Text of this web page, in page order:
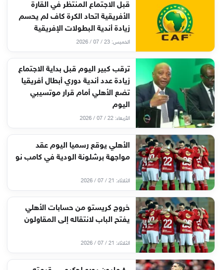
قبل الاجتماع المنتظر في القارة
الأفريقية اتحاد الكرة كاف لم يحسم
زيادة أندية البطولات الإفريقية
الخميس: 23 / 07 / 2026
ترقب كبير اليوم قبل بداية الاجتماع
زيادة عدد أندية دوري أبطال أفريقيا
تضع الأهلي أمام قرار موتسيبي
اليوم
الأربعاء: 22 / 07 / 2026
الأهلي يوقع رسميا اليوم عقد
مواجهة برشلونة الودية في كامب نو
الثلاثاء: 21 / 07 / 2026
خروج كريستو من حسابات الأهلي
يفتح الباب لانتقاله إلى المقاولون
الثلاثاء: 21 / 07 / 2026